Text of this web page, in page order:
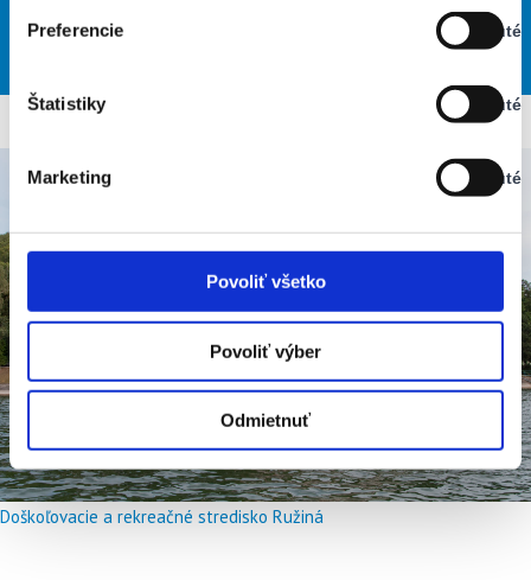
Preferencie
Vypnuté
Stav:
Štatistiky
Vypnuté
Stav:
Marketing
Vypnuté
Stav:
Povoliť všetko
Povoliť výber
Odmietnuť
29° 29°
Doškoľovacie a rekreačné stredisko Ružiná